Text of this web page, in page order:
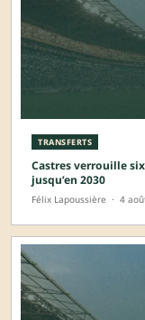
TRANSFERTS
Castres verrouille
jusqu’en 2030
Félix Lapoussière · 4